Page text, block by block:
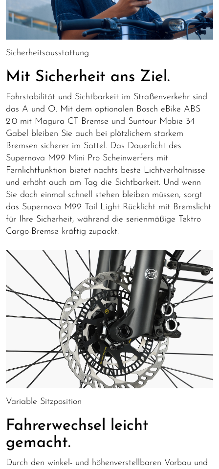
Sicherheitsausstattung
Mit Sicherheit ans Ziel.
Fahrstabilität und Sichtbarkeit im Straßenverkehr sind
das A und O. Mit dem optionalen Bosch eBike ABS
2.0 mit Magura CT Bremse und Suntour Mobie 34
Gabel bleiben Sie auch bei plötzlichem starkem
Bremsen sicherer im Sattel. Das Dauerlicht des
Supernova M99 Mini Pro Scheinwerfers mit
Fernlichtfunktion bietet nachts beste Lichtverhältnisse
und erhöht auch am Tag die Sichtbarkeit. Und wenn
Sie doch einmal schnell stehen bleiben müssen, sorgt
das Supernova M99 Tail Light Rücklicht mit Bremslicht
für Ihre Sicherheit, während die serienmäßige Tektro
Cargo-Bremse kräftig zupackt.
Variable Sitzposition
Fahrerwechsel leicht
gemacht.
Durch den winkel- und höhenverstellbaren Vorbau und